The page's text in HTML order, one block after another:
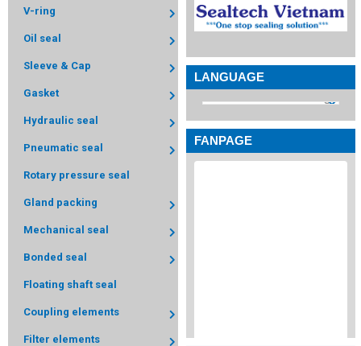
V-ring
Oil seal
Sleeve & Cap
Gasket
Hydraulic seal
Pneumatic seal
Rotary pressure seal
Gland packing
Mechanical seal
Bonded seal
Floating shaft seal
Coupling elements
Filter elements
LANGUAGE
FANPAGE